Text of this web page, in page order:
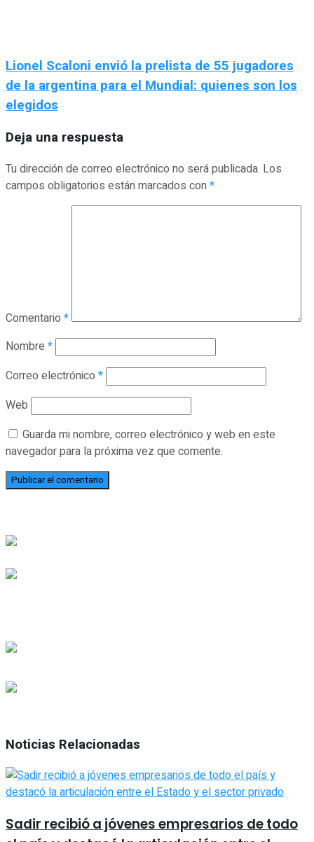
Lionel Scaloni envió la prelista de 55 jugadores
de la argentina para el Mundial: quienes son los
elegidos
Deja una respuesta
Tu dirección de correo electrónico no será publicada. Los
campos obligatorios están marcados con*
Comentario *
Nombre *
Correo electrónico *
Web
Guarda mi nombre, correo electrónico y web en este
navegador para la próxima vez que comente.
Noticias Relacionadas
Sadir recibió a jóvenes empresarios de todo